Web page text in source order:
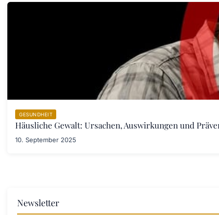
GESUNDHEIT
Häusliche Gewalt: Ursachen, Auswirkungen und
10. September 2025
Newsletter